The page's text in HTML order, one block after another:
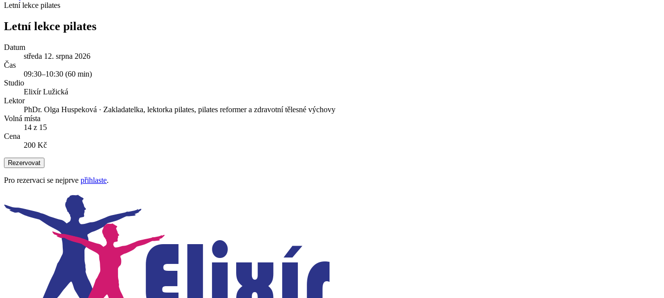
Letní lekce pilates
Letní lekce pilates
Datum
středa 12. srpna 2026
Čas
09:30–10:30 (60 min)
Studio
Elixír Lužická
Lektor
PhDr. Olga Huspeková · Zakladatelka, lektorka pilates, pilates reformer a zdravotní tělesné výchovy
Volná místa
14 z 15
Cena
200 Kč
Rezervovat
Pro rezervaci se nejprve přihlaste.